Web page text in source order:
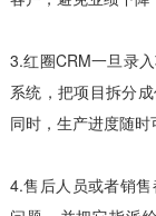
3.红圈CRM一旦录
系统，把项目拆分
同时，生产进度随时
4.售后人员或者销